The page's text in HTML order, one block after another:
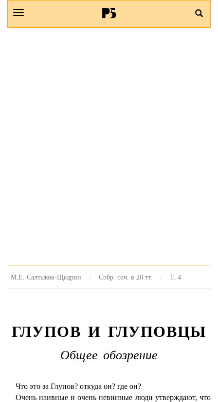
М.Е. Салтыков-Щедрин Собр. соч. в 20 тт. Т. 4
ГЛУПОВ И ГЛУПОВЦЫ
Общее обозрение
Что это за Глупов? откуда он? где он?
Очень наивные и очень невинные люди утверждают, что